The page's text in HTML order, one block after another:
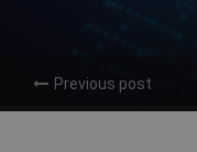
Previous post